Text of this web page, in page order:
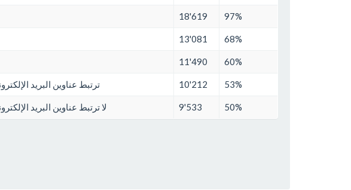
18'619 97%
13'081 68%
11'490 60%
ترتبط عناوين البريد 10'212 53%
لا ترتبط عناوين البريد 9'533 50%